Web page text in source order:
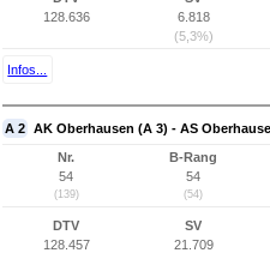
128.636
6.818
(5,3%)
Infos...
A 2 AK Oberhausen (A 3) - AS
Nr.
54
(139)
B-Rang
54
(54)
DTV
128.457
SV
21.709